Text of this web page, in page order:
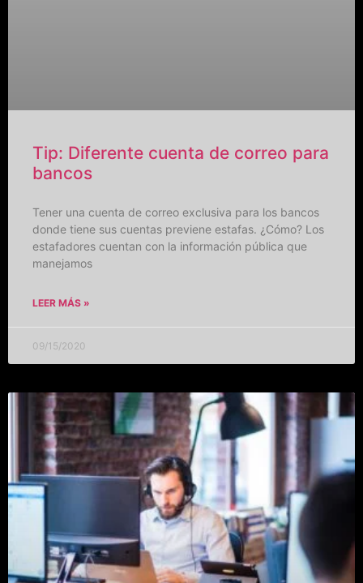
Tip: Diferente cuenta de correo para
bancos
Tener una cuenta de correo exclusiva para los bancos
donde tiene sus cuentas previene estafas. ¿Cómo? Los
estafadores cuentan con la información pública que
manejamos
LEER MÁS »
09/15/2020